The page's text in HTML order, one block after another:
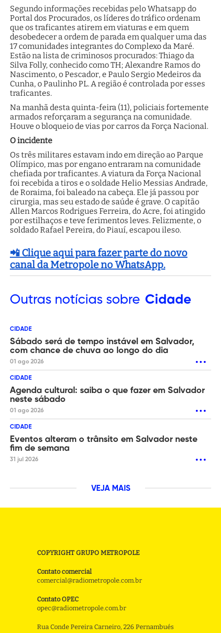
Segundo informações recebidas pelo Whatsapp do
Portal dos Procurados, os líderes do tráfico ordenam
que os traficantes atirem em viaturas e em quem
desobedecer a ordem de parada em qualquer uma das
17 comunidades integrantes do Complexo da Maré.
Estão na lista de criminosos procurados: Thiago da
Silva Folly, conhecido como TH; Alexandre Ramos do
Nascimento, o Pescador, e Paulo Sergio Medeiros da
Cunha, o Paulinho PL. A região é controlada por esses
traficantes.
Na manhã desta quinta-feira (11), policiais fortemente
armados reforçaram a segurança na comunidade.
Houve o bloqueio de vias por carros da Força Nacional.
O incidente
Os três militares estavam indo em direção ao Parque
Olímpico, mas por engano entraram na comunidade
chefiada por traficantes. A viatura da Força Nacional
foi recebida a tiros e o soldade Helio Messias Andrade,
de Roraima, foi baleado na cabeça. Ele já passou por
cirurgia, mas seu estado de saúde é grave. O capitão
Allen Marcos Rodrigues Ferreira, do Acre, foi atingido
por estilhaços e teve ferimentos leves. Felizmente, o
soldado Rafael Pereira, do Piauí, escapou ileso.
📲 Clique aqui para fazer parte do novo
canal da Metropole no WhatsApp.
Outras notícias sobre Cidade
CIDADE
Sábado será de tempo instável em Salvador,
com chance de chuva ao longo do dia
01 ago 2026
CIDADE
Agenda cultural: saiba o que fazer em Salvador
neste sábado
01 ago 2026
CIDADE
Eventos alteram o trânsito em Salvador neste
fim de semana
31 jul 2026
VEJA MAIS
COPYRIGHT GRUPO METROPOLE
Contato comercial
comercial@radiometropole.com.br
Contato OPEC
opec@radiometropole.com.br
Rua Conde Pereira Carneiro, 226 Pernambués